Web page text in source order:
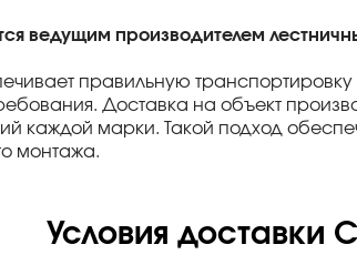
ведущим производителем
правильную
Доставка на объект
каждой марки. Такой подход
монтажа.
Условия доставки